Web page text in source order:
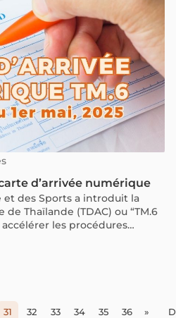
d’arrivée numérique
et des Sports a introduit la
Thaïlande (TDAC) ou “TM.6
les procédures
documents physiques et
31 32 33 34 35 36 »